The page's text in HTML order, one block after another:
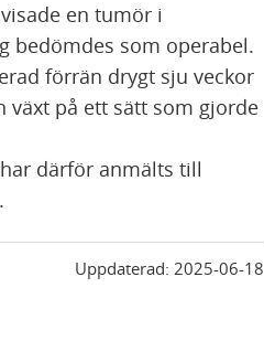
en tumör i
bedömdes som operabel.
förrän drygt sju veckor
växt på ett sätt som gjorde
därför anmälts till
Uppdaterad:2025-06-18